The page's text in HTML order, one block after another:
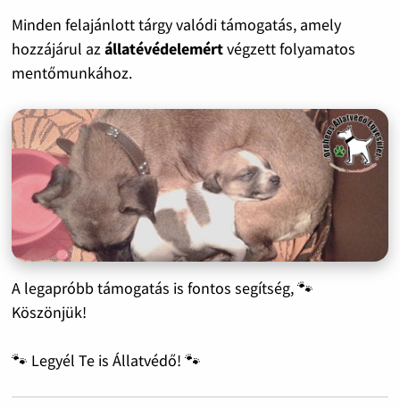
Minden felajánlott tárgy valódi támogatás, amely
hozzájárul azállatévédelemértvégzett folyamatos
mentőmunkához.
A legapróbb támogatás is fontos segítség, 🐾
Köszönjük!
🐾 Legyél Te is Állatvédő! 🐾